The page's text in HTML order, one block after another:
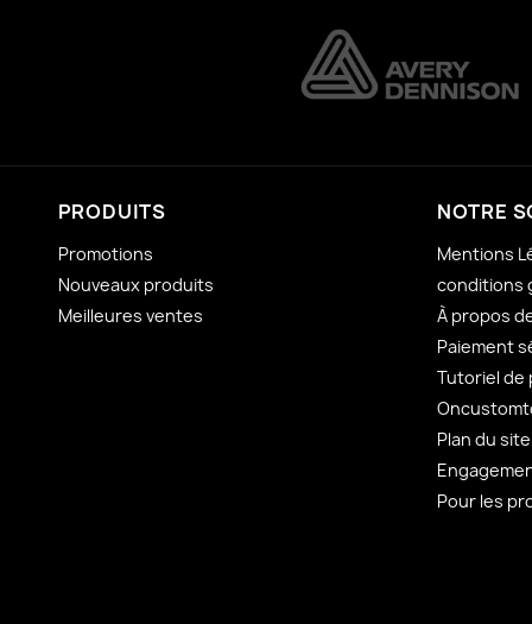
PRODUITS
Promotions
Nouveaux produits
Meilleures ventes
NOTRE
Mentions
conditions
À propos
Paiement
Tutoriel de
Plan du site
Pour les